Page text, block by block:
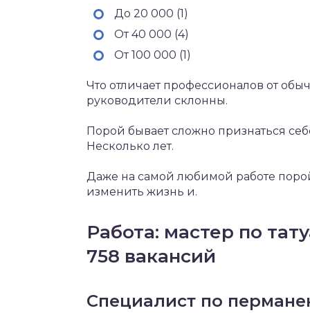
До 20 000 (1)
От 40 000 (4)
От 100 000 (1)
Что отличает профессионалов от
руководители склонны.
Порой бывает сложно признаться
Несколько лет.
Даже на самой любимой работе
изменить жизнь и.
Работа: мастер по
758 вакансий
Специалист по